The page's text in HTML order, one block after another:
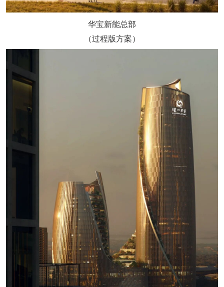
华宝新能总部
（过程版方案）